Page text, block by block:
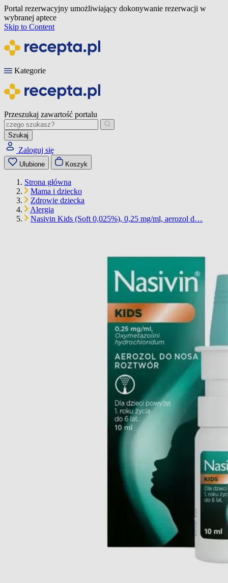
Portal rezerwacyjny umożliwiający dokonywanie rezerwacji w
wybranej aptece
Skip to Content
Kategorie
Przeszukaj zawartość portalu
Szukaj
Zaloguj się
Ulubione Koszyk
Strona główna
Mama i dziecko
Zdrowie dziecka
Alergia
Nasivin Kids (Soft 0,025%), 0,25 mg/ml, aerozol d…